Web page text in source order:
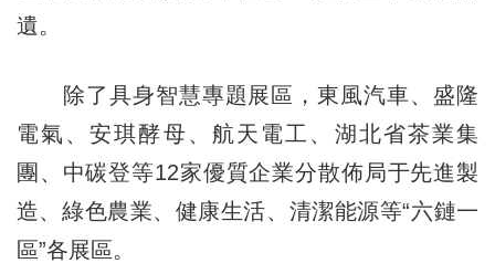
遺。
除了具身智慧專題展區，東風汽車、盛隆
電氣、安琪酵母、航天電工、湖北省茶業集
團、中碳登等12家優質企業分散佈局于先進製
造、綠色農業、健康生活、清潔能源等“六鏈一
區”各展區。